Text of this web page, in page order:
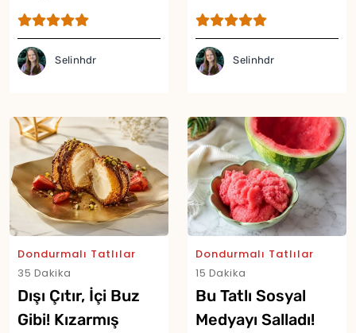
Dondurma Tarifi
Selinhdr
Sütlü Dondurma
Tarifi
Selinhdr
Dondurmalı Tatlılar
35 Dakika
Dışı Çıtır, İçi Buz
Gibi! Kızarmış
Dondurmalı Tatlılar
15 Dakika
Bu Tatlı Sosyal
Medyayı Salladı!